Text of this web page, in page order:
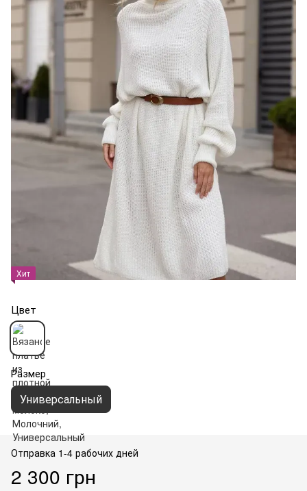
Хит
Цвет
Размер
Универсальный
Отправка 1-4 рабочих дней
2 300 грн